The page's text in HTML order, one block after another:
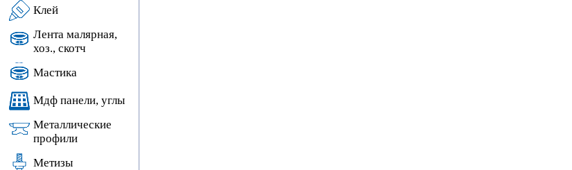
Клей
Лента малярная,
хоз., скотч
Мастика
Мдф панели, углы
Металлические
профили
Метизы